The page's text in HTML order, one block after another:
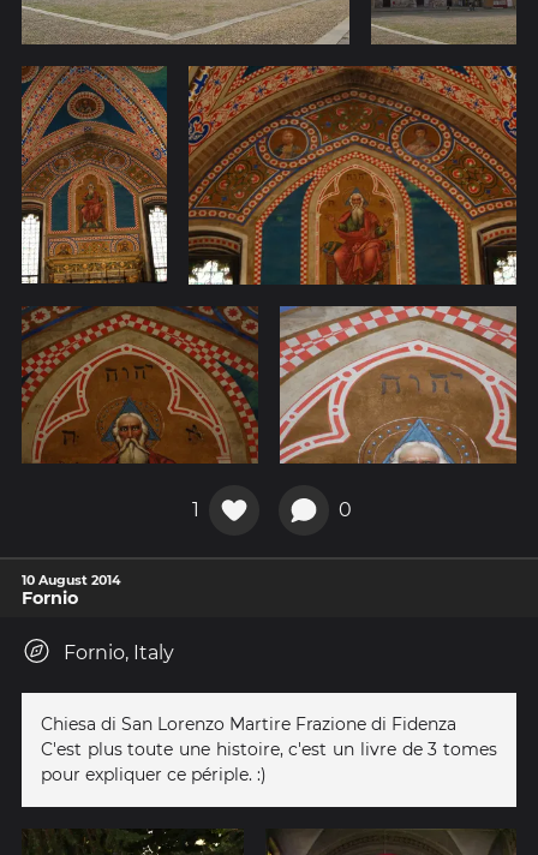
1 0
10 August 2014
Fornio
Fornio, Italy
Chiesa di San Lorenzo Martire Frazione di Fidenza
C'est plus toute une histoire, c'est un livre de 3 tomes
pour expliquer ce périple. :)